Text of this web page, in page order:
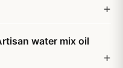
water mix oil